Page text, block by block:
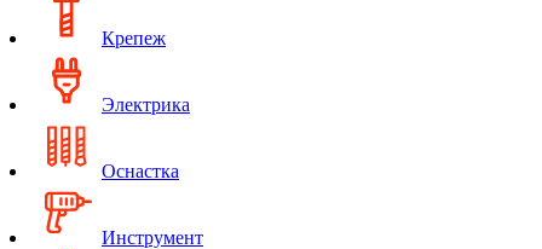
Крепеж
Электрика
Оснастка
Инструмент